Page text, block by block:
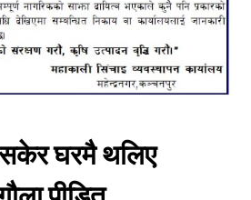
घरमै थलिए